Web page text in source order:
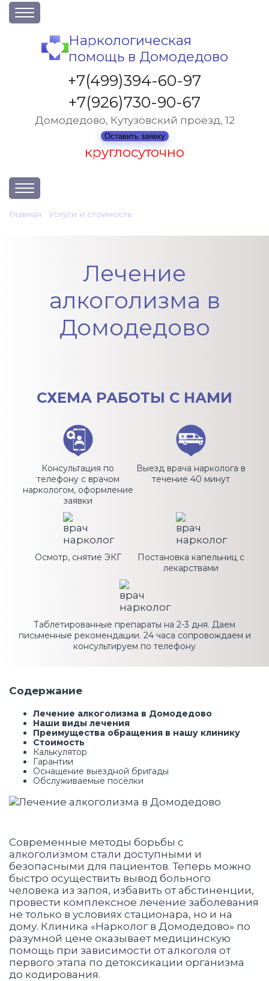
О клинике
Акции
Вакансии
Лицензии
Статьи
Наркологическая
помощь в Домодедово
+7(499)394-60-97
+7(926)730-90-67
Домодедово, Кутузовский проезд, 12
Оставить заявку
круглосуточно
Услуги и стоимость
Главная Услуги и стоимость
Лечение
алкоголизма в
Домодедово
СХЕМА РАБОТЫ С НАМИ
Консультация по
телефону с врачом
наркологом, оформление
заявки
Выезд врача нарколога в
течение 40 минут
Осмотр, снятие ЭКГ
Постановка капельниц с
лекарствами
Таблетированные препараты на 2-3 дня. Даем
письменные рекомендации. 24 часа сопровождаем и
консультируем по телефону
Содержание
Лечение алкоголизма в Домодедово
Наши виды лечения
Преимущества обращения в нашу клинику
Стоимость
Калькулятор
Гарантии
Оснащение выездной бригады
Обслуживаемые посёлки
Современные методы борьбы с
алкоголизмом стали доступными и
безопасными для пациентов. Теперь можно
быстро осуществить вывод больного
человека из запоя, избавить от абстиненции,
провести комплексное лечение заболевания
не только в условиях стационара, но и на
дому. Клиника «Нарколог в Домодедово» по
разумной цене оказывает медицинскую
помощь при зависимости от алкоголя от
первого этапа по детоксикации организма
до кодирования.